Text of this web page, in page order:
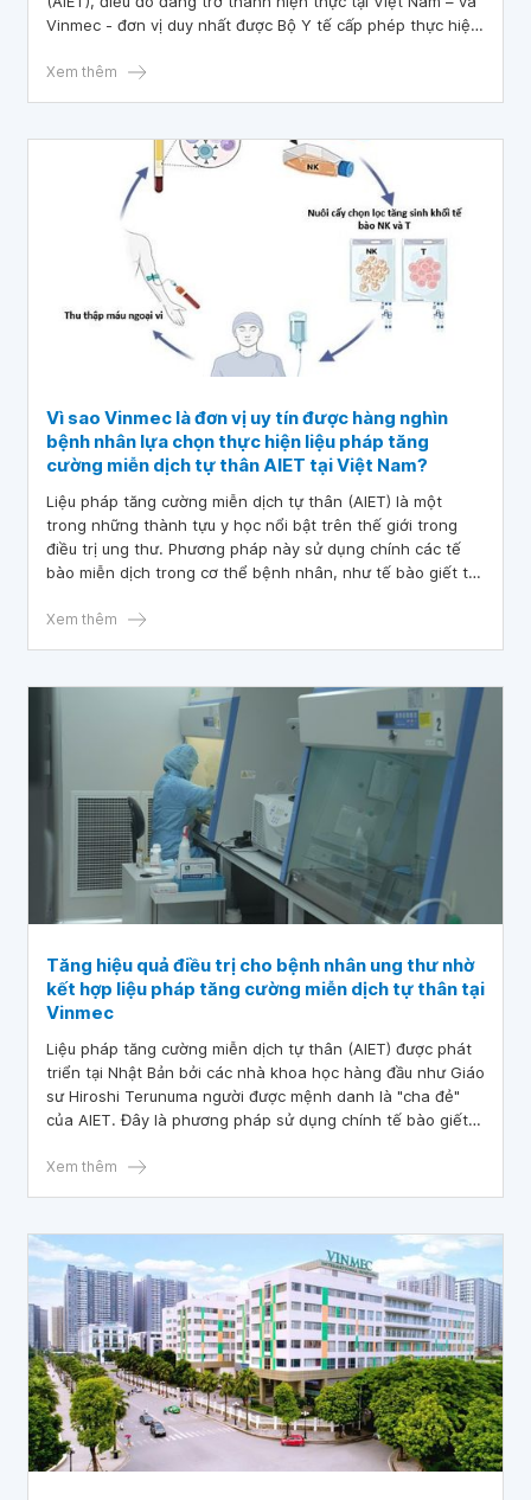
Vinmec - đơn vị duy nhất được Bộ Y tế cấp phép thực hiện
ứng dụng công nghệ tế bào vào điều trị và phục hồi sức
Xem thêm
Vì sao Vinmec là đơn vị uy tín được hàng nghìn
bệnh nhân lựa chọn thực hiện liệu pháp tăng
cường miễn dịch tự thân AIET tại Việt Nam?
Liệu pháp tăng cường miễn dịch tự thân (AIET) là một
trong những thành tựu y học nổi bật trên thế giới trong
điều trị ung thư. Phương pháp này sử dụng chính các tế
bào miễn dịch trong cơ thể bệnh nhân, như tế bào giết tự
nhân lên và tăng cường sức mạnh nhằm nhận diện và tiêu
Xem thêm
Tăng hiệu quả điều trị cho bệnh nhân ung thư nhờ
kết hợp liệu pháp tăng cường miễn dịch tự thân tại
Vinmec
Liệu pháp tăng cường miễn dịch tự thân (AIET) được phát
triển tại Nhật Bản bởi các nhà khoa học hàng đầu như Giáo
sư Hiroshi Terunuma người được mệnh danh là "cha đẻ"
của AIET. Đây là phương pháp sử dụng chính tế bào giết
ngoại vi của người bệnh, sau đó nuôi cấy tăng sinh, kích
tăng cường khả năng tiêu diệt tế bào ung thư.
Xem thêm